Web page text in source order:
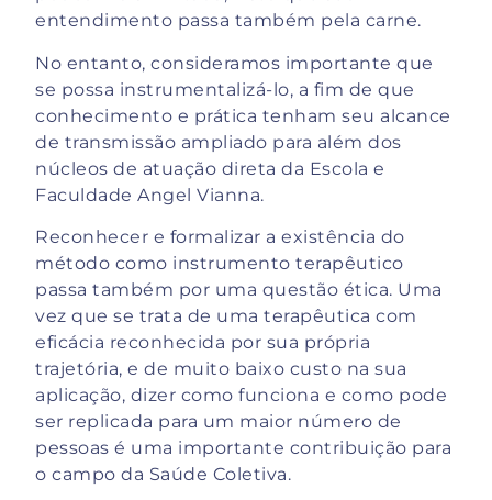
entendimento passa também pela carne.
No entanto, consideramos importante que
se possa instrumentalizá-lo, a fim de que
conhecimento e prática tenham seu alcance
de transmissão ampliado para além dos
núcleos de atuação direta da Escola e
Faculdade Angel Vianna.
Reconhecer e formalizar a existência do
método como instrumento terapêutico
passa também por uma questão ética. Uma
vez que se trata de uma terapêutica com
eficácia reconhecida por sua própria
trajetória, e de muito baixo custo na sua
aplicação, dizer como funciona e como pode
ser replicada para um maior número de
pessoas é uma importante contribuição para
o campo da Saúde Coletiva.